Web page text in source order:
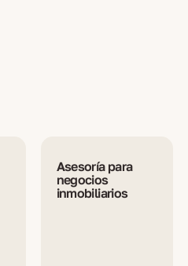
Asesoría para
negocios
inmobiliarios